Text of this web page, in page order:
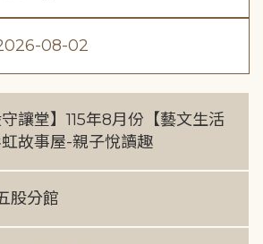
08-02
守讓堂】115年8月份【藝文生活
故事屋-親子悅讀趣
股分館